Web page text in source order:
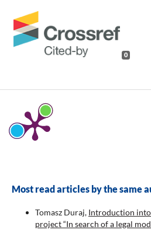
0
Most read articles by the same
Tomasz Duraj, Introduction
project “In search of a legal